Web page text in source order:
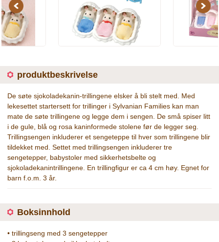
Previous Next
produktbeskrivelse
De søte sjokoladekanin-trillingene elsker å bli stelt med. Med
lekesettet startersett for trillinger i Sylvanian Families kan man
mate de søte trillingene og legge dem i sengen. De små spiser litt
i de gule, blå og rosa kaninformede stolene før de legger seg.
Trillingsengen inkluderer et sengeteppe til hver som trillingene blir
tildekket med. Settet med trillingsengen inkluderer tre
sengetepper, babystoler med sikkerhetsbelte og
sjokoladekanintrillingene. En trillingfigur er ca 4 cm høy. Egnet for
barn f.o.m. 3 år.
Boksinnhold
• trillingseng med 3 sengetepper